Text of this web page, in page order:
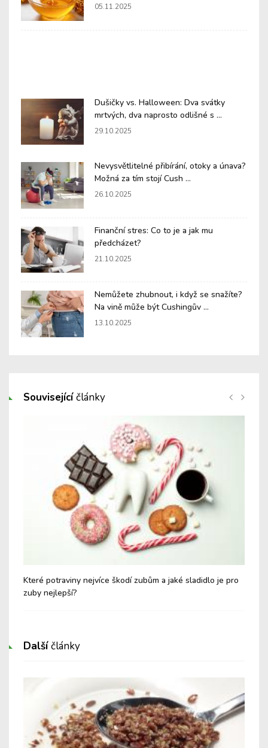
05.11.2025
Dušičky vs. Halloween: Dva svátky
mrtvých, dva naprosto odlišné s ...
29.10.2025
Nevysvětlitelné přibírání, otoky a únava?
Možná za tím stojí Cush ...
26.10.2025
Finanční stres: Co to je a jak mu
předcházet?
21.10.2025
Nemůžete zhubnout, i když se snažíte?
Na vině může být Cushingův ...
13.10.2025
Souvisejícíčlánky
Které potraviny nejvíce škodí zubům a jaké sladidlo je pro
zuby nejlepší?
Dalšíčlánky